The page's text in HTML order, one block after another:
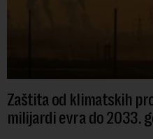
Zaštita od klimatskih
milijardi evra do 2033.